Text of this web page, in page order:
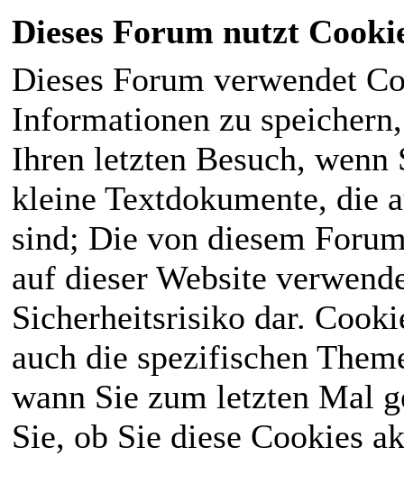
Dieses Forum nutzt
Dieses Forum verwendet
Informationen zu
Ihren letzten Besuch,
kleine Textdokumente, die
sind; Die von diesem
auf dieser Website
Sicherheitsrisiko dar.
auch die spezifischen
wann Sie zum letzten Mal
Sie, ob Sie diese Cookies